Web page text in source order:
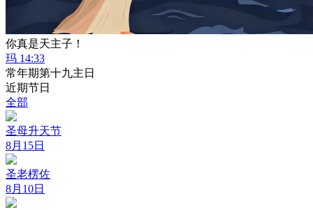
你真是天主子！
玛 14:33
常年期第十九主日
近期节日
全部
圣母升天节
8月15日
圣老楞佐
8月10日